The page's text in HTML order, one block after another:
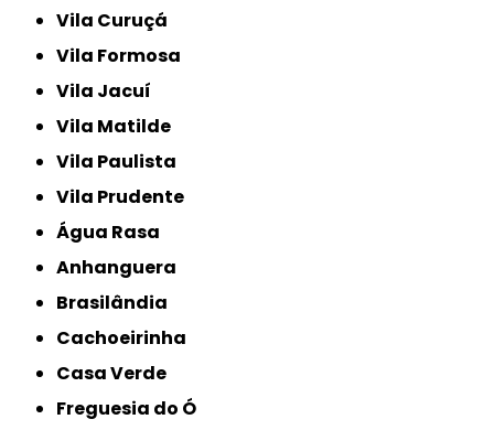
Vila Curuçá
Vila Formosa
Vila Jacuí
Vila Matilde
Vila Paulista
Vila Prudente
Água Rasa
Anhanguera
Brasilândia
Cachoeirinha
Casa Verde
Freguesia do Ó